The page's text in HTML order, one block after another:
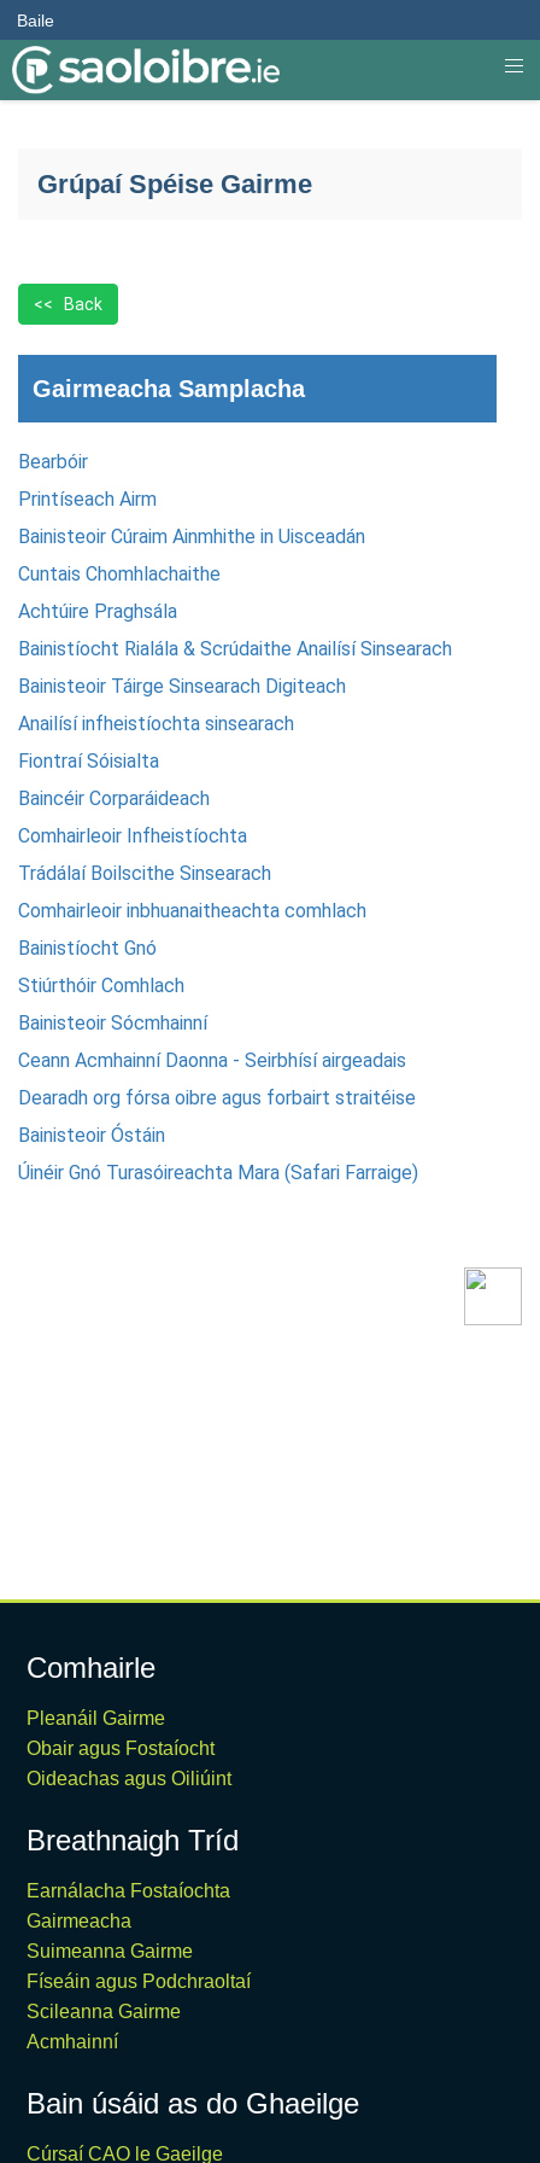
Baile
Grúpaí Spéise Gairme
<< Back
Gairmeacha Samplacha
Bearbóir
Printíseach Airm
Bainisteoir Cúraim Ainmhithe in Uisceadán
Cuntais Chomhlachaithe
Achtúire Praghsála
Bainistíocht Rialála & Scrúdaithe Anailísí Sinsearach
Bainisteoir Táirge Sinsearach Digiteach
Anailísí infheistíochta sinsearach
Fiontraí Sóisialta
Baincéir Corparáideach
Comhairleoir Infheistíochta
Trádálaí Boilscithe Sinsearach
Comhairleoir inbhuanaitheachta comhlach
Bainistíocht Gnó
Stiúrthóir Comhlach
Bainisteoir Sócmhainní
Ceann Acmhainní Daonna - Seirbhísí airgeadais
Dearadh org fórsa oibre agus forbairt straitéise
Bainisteoir Óstáin
Úinéir Gnó Turasóireachta Mara (Safari Farraige)
Comhairle
Pleanáil Gairme
Obair agus Fostaíocht
Oideachas agus Oiliúint
Breathnaigh Tríd
Earnálacha Fostaíochta
Gairmeacha
Suimeanna Gairme
Físeáin agus Podchraoltaí
Scileanna Gairme
Acmhainní
Bain úsáid as do Ghaeilge
Cúrsaí CAO le Gaeilge